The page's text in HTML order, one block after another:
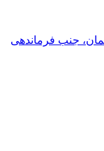
جنب فرماندهی